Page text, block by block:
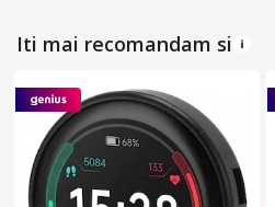
Iti mai recomandam si